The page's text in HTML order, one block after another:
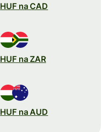
HUF na CAD
HUF na ZAR
HUF na AUD